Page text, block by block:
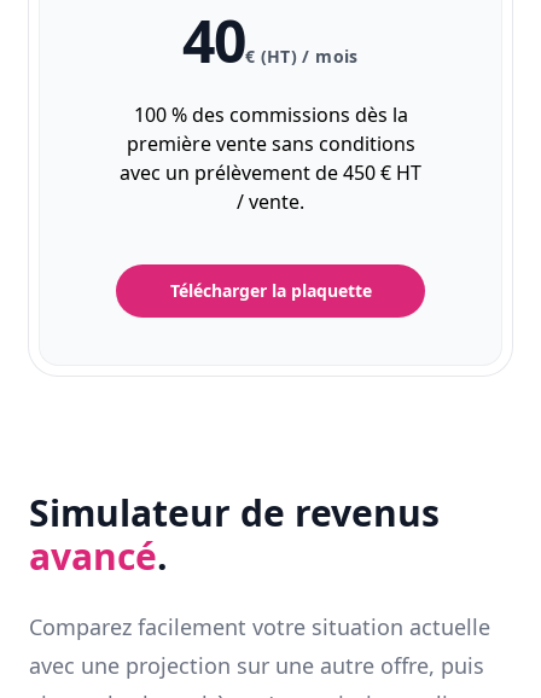
40€ (HT) / mois
100 % des commissions dès la
première vente sans conditions
avec un prélèvement de 450 € HT
/ vente.
Télécharger la plaquette
Simulateur de revenus
avancé.
Comparez facilement votre situation actuelle
avec une projection sur une autre offre, puis